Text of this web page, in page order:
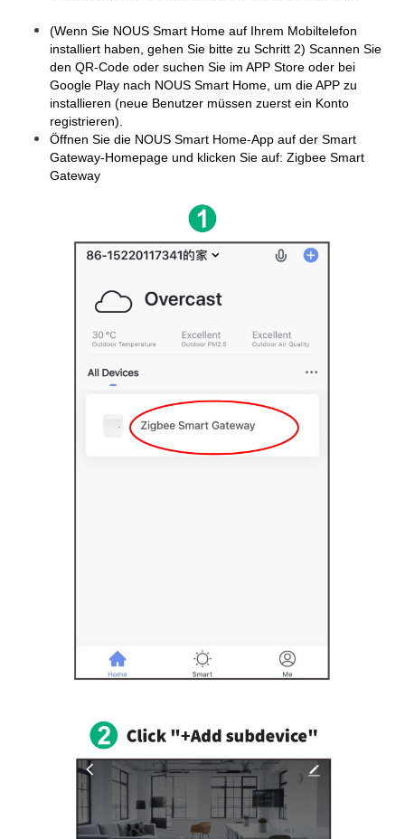
(Wenn Sie NOUS Smart Home auf Ihrem Mobiltelefon
installiert haben, gehen Sie bitte zu Schritt 2) Scannen Sie
den QR-Code oder suchen Sie im APP Store oder bei
Google Play nach NOUS Smart Home, um die APP zu
installieren (neue Benutzer müssen zuerst ein Konto
registrieren).
Öffnen Sie die NOUS Smart Home-App auf der Smart
Gateway-Homepage und klicken Sie auf: Zigbee Smart
Gateway